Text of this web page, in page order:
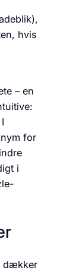
hvis
– en
for
i
dækker